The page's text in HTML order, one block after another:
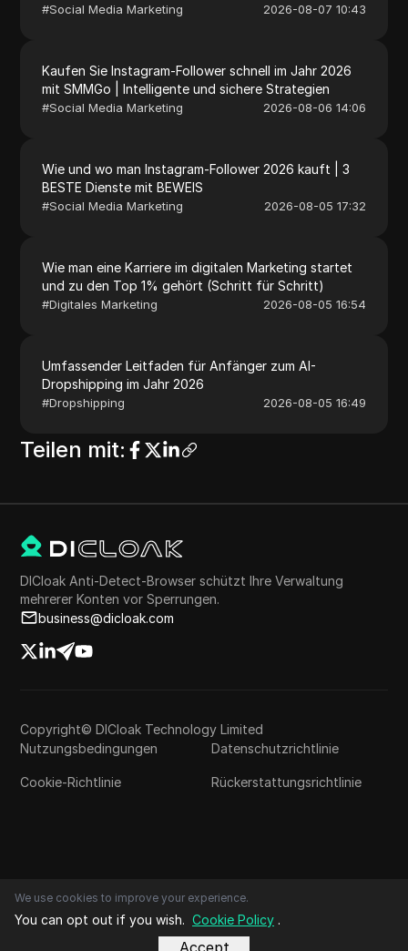
#Social Media Marketing 2026-08-07 10:43
Kaufen Sie Instagram-Follower schnell im Jahr 2026
mit SMMGo | Intelligente und sichere Strategien
#Social Media Marketing 2026-08-06 14:06
Wie und wo man Instagram-Follower 2026 kauft | 3
BESTE Dienste mit BEWEIS
#Social Media Marketing 2026-08-05 17:32
Wie man eine Karriere im digitalen Marketing startet
und zu den Top 1% gehört (Schritt für Schritt)
#Digitales Marketing 2026-08-05 16:54
Umfassender Leitfaden für Anfänger zum AI-
Dropshipping im Jahr 2026
#Dropshipping 2026-08-05 16:49
Teilen mit:
DICloak Anti-Detect-Browser schützt Ihre Verwaltung
mehrerer Konten vor Sperrungen.
business@dicloak.com
Copyright© DICloak Technology Limited
Nutzungsbedingungen
Datenschutzrichtlinie
Cookie-Richtlinie Rückerstattungsrichtlinie
We use cookies to improve your experience.
You can opt out if you wish. Cookie Policy .
Accept